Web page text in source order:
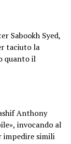
Sabookh Syed,
taciuto la
quanto il
Anthony
invocando al
impedire simili